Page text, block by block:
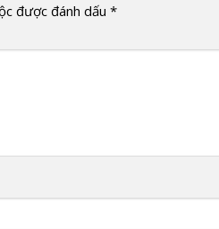
được đánh dấu *